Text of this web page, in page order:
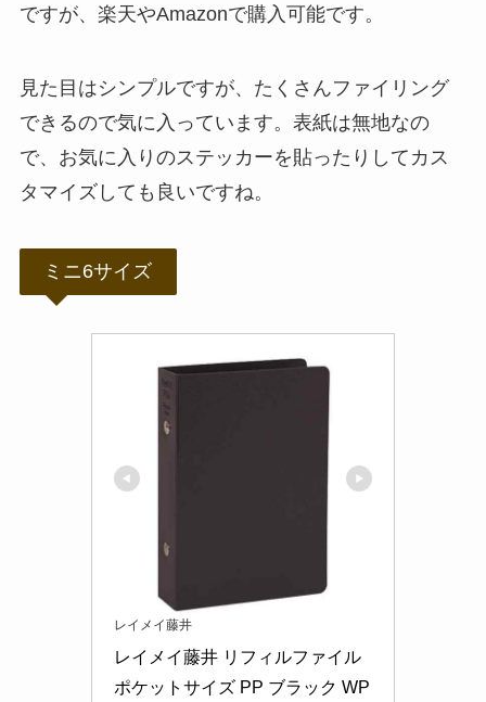
ですが、楽天やAmazonで購入可能です。
見た目はシンプルですが、たくさんファイリング
できるので気に入っています。表紙は無地なの
で、お気に入りのステッカーを貼ったりしてカス
タマイズしても良いですね。
ミニ6サイズ
レイメイ藤井
レイメイ藤井 リフィルファイル
ポケットサイズ PP ブラック WP